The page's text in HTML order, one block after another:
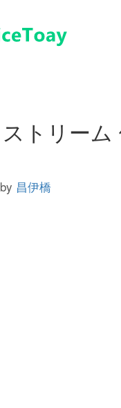
トリーム
by 昌伊橋